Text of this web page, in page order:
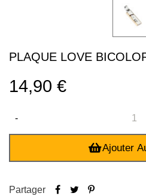
PLAQUE LOVE
14,90 €
-
Ajouter
Partager